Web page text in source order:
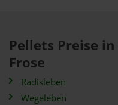
Pellets Preise
Frose
Radisleben
Wegeleben